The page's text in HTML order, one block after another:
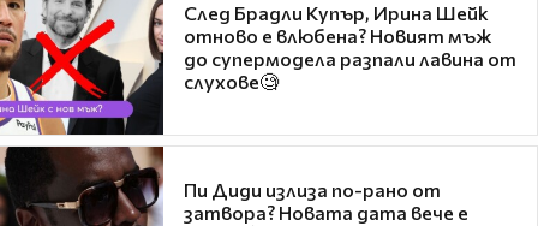
След Брадли Купър, Ирина Шейк
отново е влюбена? Новият мъж
до супермодела разпали лавина от
слухове🧐
Пи Диди излиза по-рано от
затвора? Новата дата вече е